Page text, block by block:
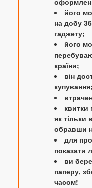
його
на добу
гаджету;
його
країни;
він
купування;
як тільки
обравши
для
показати
ви
паперу,
часом!